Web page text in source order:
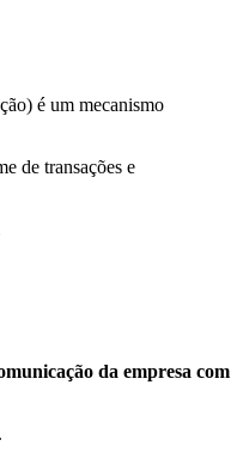
é um mecanismo
de transações e
da empresa com
.